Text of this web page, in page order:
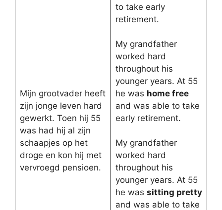
Mijn grootvader heeft
zijn jonge leven hard
gewerkt. Toen hij 55
was had hij al zijn
schaapjes op het
droge en kon hij met
vervroegd pensioen.
to take early
retirement.
My grandfather
worked hard
throughout his
younger years. At 55
he was home free
and was able to take
early retirement.
My grandfather
worked hard
throughout his
younger years. At 55
he was sitting pretty
and was able to take